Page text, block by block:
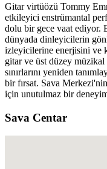
Gitar virtüözü Tommy
etkileyici enstrümantal
dolu bir gece vaat ediyor.
dünyada dinleyicilerin
izleyicilerine enerjisini ve
gitar ve üst düzey müzikal
sınırlarını yeniden
bir fırsat. Sava
için unutulmaz bir
Sava Centar